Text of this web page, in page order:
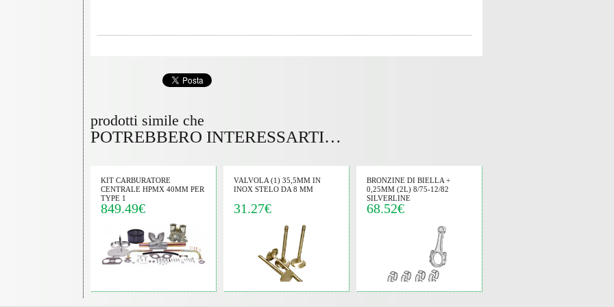
dell'ordine e le
spedizione vanno
della partenza
carta postepay o
prodotti simile che
POTREBBERO INTERESSARTI…
KIT CARBURATORE
CENTRALE HPMX 40MM PER
TYPE 1
849.49€
VALVOLA (1) 35,5MM IN
INOX STELO DA 8 MM
31.27€
BRONZINE DI BIELLA +
0,25MM (2L) 8/75-12/82
SILVERLINE
68.52€